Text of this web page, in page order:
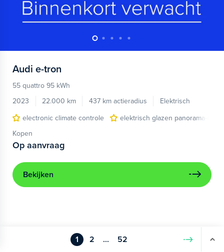
Audi e-tron
55 quattro 95 kWh
2023
22.000 km 437 km actieradius
Elektrisch
electronic climate controle
elektrisch glazen panorama-dak
Kopen
Op aanvraag
Bekijken
1 2 ... 52 Volgende